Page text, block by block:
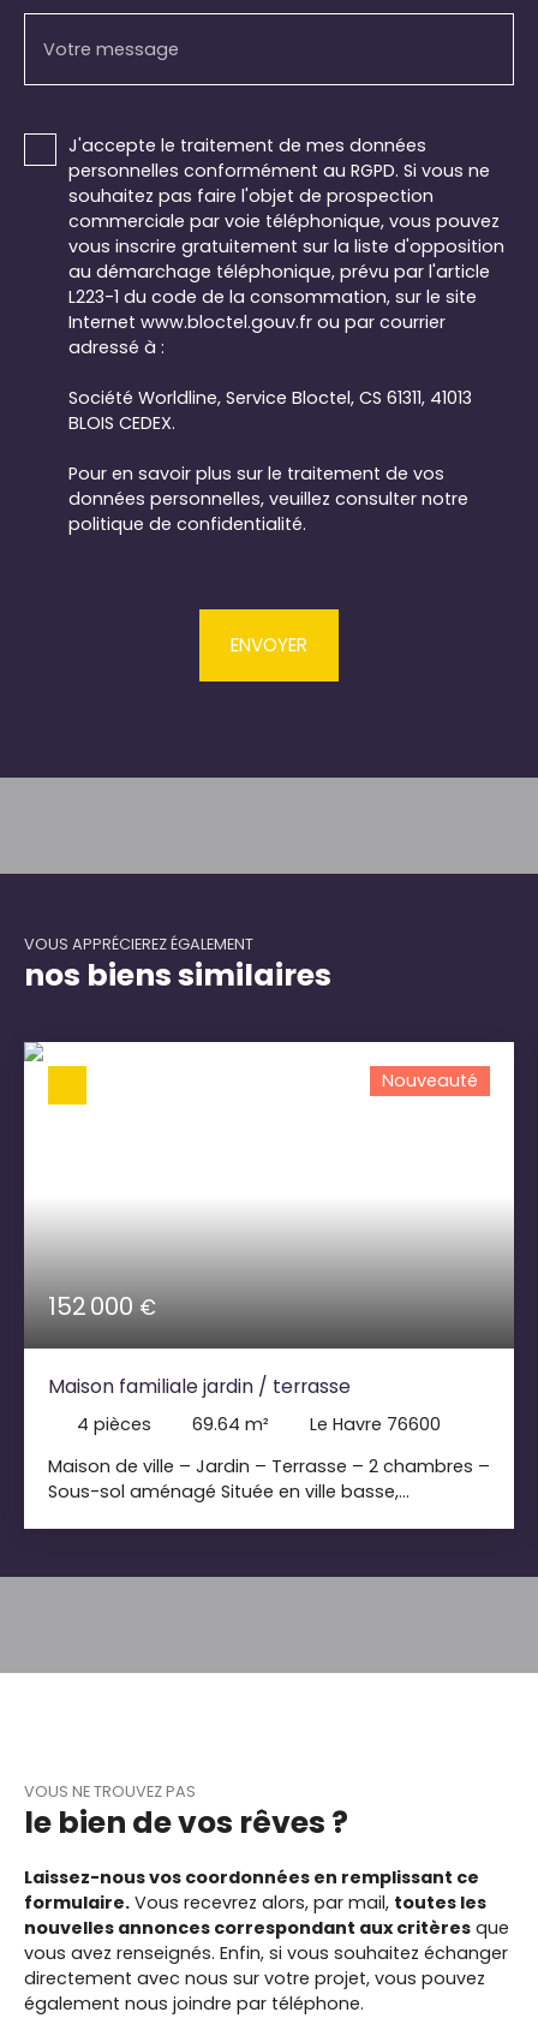
Votre message
J'accepte le traitement de mes données
personnelles conformément au RGPD. Si vous ne
souhaitez pas faire l'objet de prospection
commerciale par voie téléphonique, vous pouvez
vous inscrire gratuitement sur la liste d'opposition
au démarchage téléphonique, prévu par l'article
L223-1 du code de la consommation, sur le site
Internet www.bloctel.gouv.fr ou par courrier
adressé à :
Société Worldline, Service Bloctel, CS 61311, 41013
BLOIS CEDEX.
Pour en savoir plus sur le traitement de vos
données personnelles, veuillez consulter notre
politique de confidentialité.
ENVOYER
VOUS APPRÉCIEREZ ÉGALEMENT
nos biens similaires
152 000 €
Nouveauté
Maison familiale jardin / terrasse
4 pièces 69.64 m²
Le Havre 76600
Maison de ville – Jardin – Terrasse – 2 chambres –
Sous-sol aménagé Située en ville basse,
aménagé, offrant un espace supplémentaire à
VOUS NE TROUVEZ PAS
le bien de vos rêves ?
Laissez-nous vos coordonnées en remplissant ce
formulaire. Vous recevrez alors, par mail, toutes les
nouvelles annonces correspondant aux critères que
vous avez renseignés. Enfin, si vous souhaitez échanger
directement avec nous sur votre projet, vous pouvez
également nous joindre par téléphone.